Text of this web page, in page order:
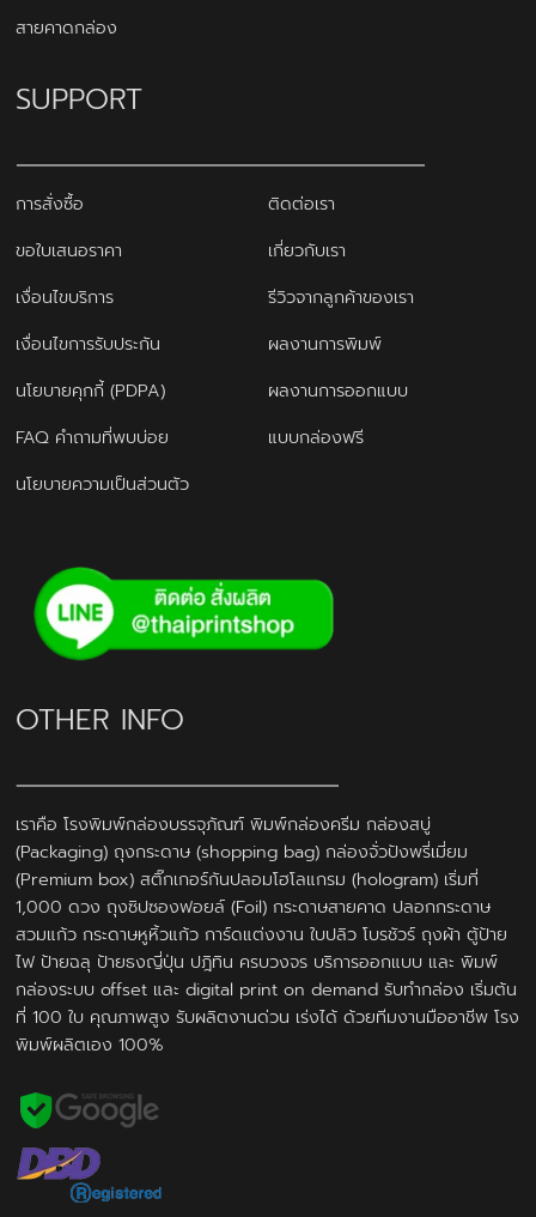
สายคาดกล่อง
SUPPORT
การสั่งซื้อ
ติดต่อเรา
ขอใบเสนอราคา
เกี่ยวกับเรา
เงื่อนไขบริการ
รีวิวจากลูกค้าของเรา
เงื่อนไขการรับประกัน
ผลงานการพิมพ์
นโยบายคุกกี้ (PDPA)
ผลงานการออกแบบ
FAQ คำถามที่พบบ่อย
แบบกล่องฟรี
นโยบายความเป็นส่วนตัว
OTHER INFO
เราคือ โรงพิมพ์กล่องบรรจุภัณฑ์ พิมพ์กล่องครีม กล่องสบู่
(Packaging) ถุงกระดาษ (shopping bag) กล่องจั่วปังพรี่เมี่ยม
(Premium box) สติ๊กเกอร์กันปลอมโฮโลแกรม (hologram) เริ่มที่
1,000 ดวง ถุงซิปซองฟอยล์ (Foil) กระดาษสายคาด ปลอกกระดาษ
สวมแก้ว กระดาษหูหิ้วแก้ว การ์ดแต่งงาน ใบปลิว โบรชัวร์ ถุงผ้า ตู้ป้าย
ไฟ ป้ายฉลุ ป้ายธงญี่ปุ่น ปฎิทิน ครบวงจร บริการออกแบบ และ พิมพ์
กล่องระบบ offset และ digital print on demand รับทำกล่อง เริ่มต้น
ที่ 100 ใบ คุณภาพสูง รับผลิตงานด่วน เร่งได้ ด้วยทีมงานมืออาชีพ โรง
พิมพ์ผลิตเอง 100%